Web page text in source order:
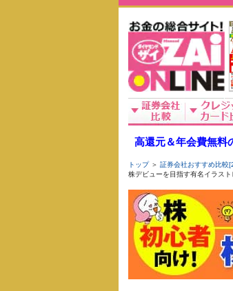
高還元＆年会費無料
トップ＞ 証券会社おすすめ比較
株デビューを目指す有名イラス